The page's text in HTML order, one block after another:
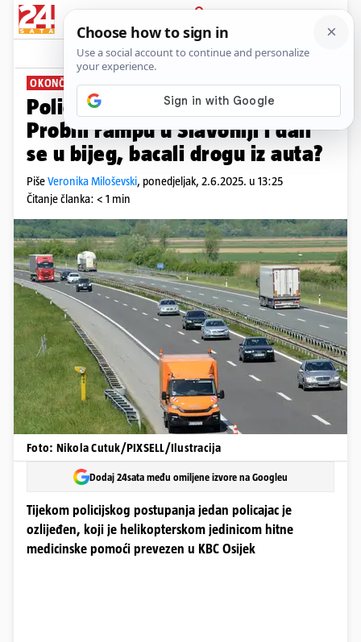
PRIJAVA
News Komentari
OKONČANA DRAMA
Policija uhvatila tri bjegunca!
Probili rampu u Slavoniji i dali
se u bijeg, bacali drogu iz auta?
PišeVeronika Miloševski, ponedjeljak, 2.6.2025. u 13:25
Čitanje članka: < 1 min
Foto: Nikola Cutuk/PIXSELL/Ilustracija
Dodaj 24sata među omiljene izvore na Googleu
Tijekom policijskog postupanja jedan policajac je
ozlijeđen, koji je helikopterskom jedinicom hitne
medicinske pomoći prevezen u KBC Osijek